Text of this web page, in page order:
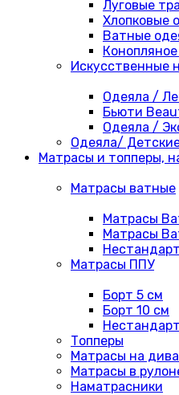
Луговые
Хлопковые
Ватные
Искусственные
Одеяла /
Бьюти
Одеяла /
Одеяла/
Матрасы и топперы,
Матрасы ватные
Матрасы
Матрасы
Матрасы ППУ
Борт 5 см
Борт 10 см
Топперы
Матрасы на
Матрасы в
Наматрасники